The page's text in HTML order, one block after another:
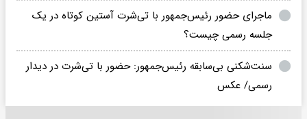
ماجرای حضور رئیس‌جمهور با تی‌شرت آستین کوتاه در یک
جلسه رسمی چیست؟
سنت‌شکنی بی‌سابقه رئیس‌جمهور: حضور با تی‌شرت در دیدار
رسمی/ عکس